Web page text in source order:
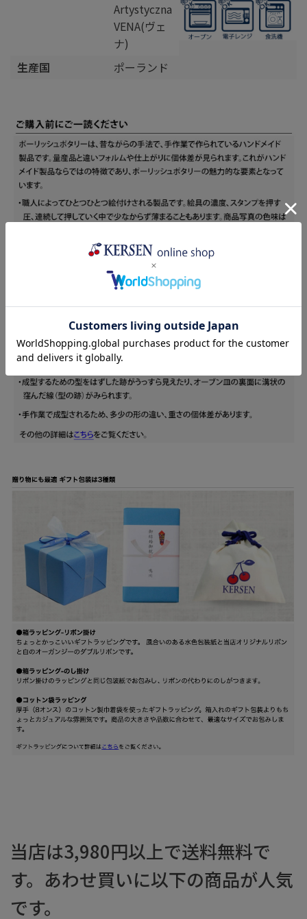
Artystyczna
VENA(ヴェ
ナ)
生産国
ポーランド
当店は3,980円以上で送料無料で
す。あわせ買いに以下の商品が人気
です。